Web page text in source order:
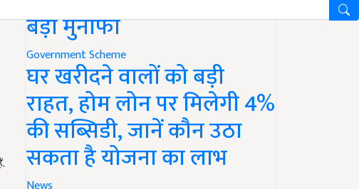
बड़ा मुनाफा
Government Scheme
घर खरीदने वालों को बड़ी
राहत, होम लोन पर मिलेगी 4%
की सब्सिडी, जानें कौन उठा
सकता है योजना का लाभ